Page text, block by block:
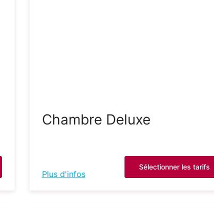
Chambre Deluxe
Plus d'infos
Sélectionner les tarifs